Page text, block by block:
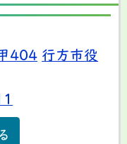
404 行方市役